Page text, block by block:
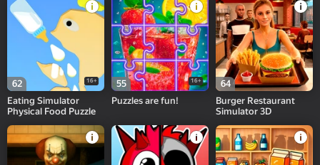
62 16+
Eating Simulator
Physical Food Puzzle
55 16+
Puzzles are fun!
64
Burger Restaurant
Simulator 3D